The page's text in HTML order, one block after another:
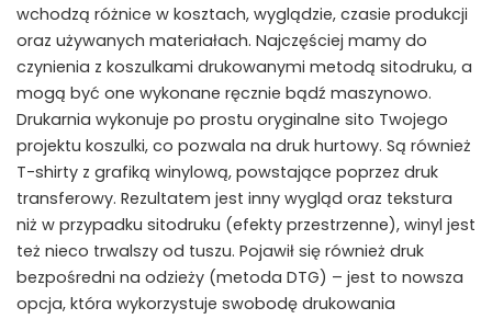
wchodzą różnice w kosztach, wyglądzie, czasie produkcji
oraz używanych materiałach. Najczęściej mamy do
czynienia z koszulkami drukowanymi metodą sitodruku, a
mogą być one wykonane ręcznie bądź maszynowo.
Drukarnia wykonuje po prostu oryginalne sito Twojego
projektu koszulki, co pozwala na druk hurtowy. Są również
T-shirty z grafiką winylową, powstające poprzez druk
transferowy. Rezultatem jest inny wygląd oraz tekstura
niż w przypadku sitodruku (efekty przestrzenne), winyl jest
też nieco trwalszy od tuszu. Pojawił się również druk
bezpośredni na odzieży (metoda DTG) – jest to nowsza
opcja, która wykorzystuje swobodę drukowania